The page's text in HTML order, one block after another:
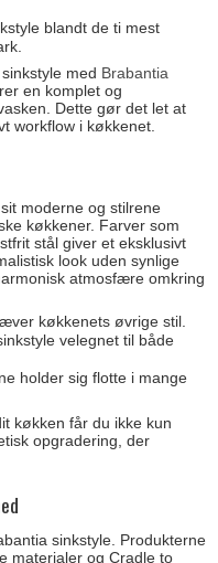
blandt de ti mest
med Brabantia
en komplet og
Dette gør det let at
workflow i køkkenet.
moderne og stilrene
køkkener. Farver som
stål giver et eksklusivt
look uden synlige
atmosfære omkring
køkkenets øvrige stil.
velegnet til både
holder sig flotte i mange
køkken får du ikke kun
opgradering, der
sinkstyle. Produkterne
materialer og Cradle to